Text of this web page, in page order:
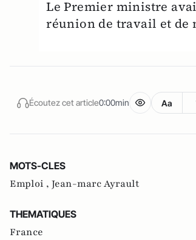
Le Premier ministre
réunion de travail et
Écoutez cet article0:00min Aa
MOTS-CLES
Emploi , Jean-marc Ayrault
THEMATIQUES
France